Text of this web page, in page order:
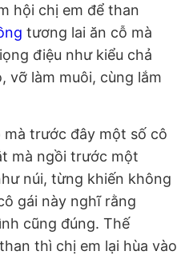
hội chị em để than
tương lai ăn cỗ mà
điệu như kiểu chả
vỡ làm muôi, cùng lắm
trước đây một số cô
mà ngồi trước một
núi, từng khiến không
gái này nghĩ rằng
cũng đúng. Thế
thì chị em lại hùa vào